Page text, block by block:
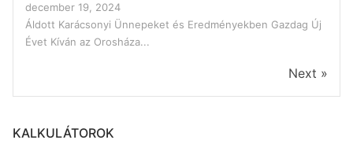
december 19, 2024
Áldott Karácsonyi Ünnepeket és Eredményekben Gazdag Új
Évet Kíván az Orosháza...
Next »
KALKULÁTOROK